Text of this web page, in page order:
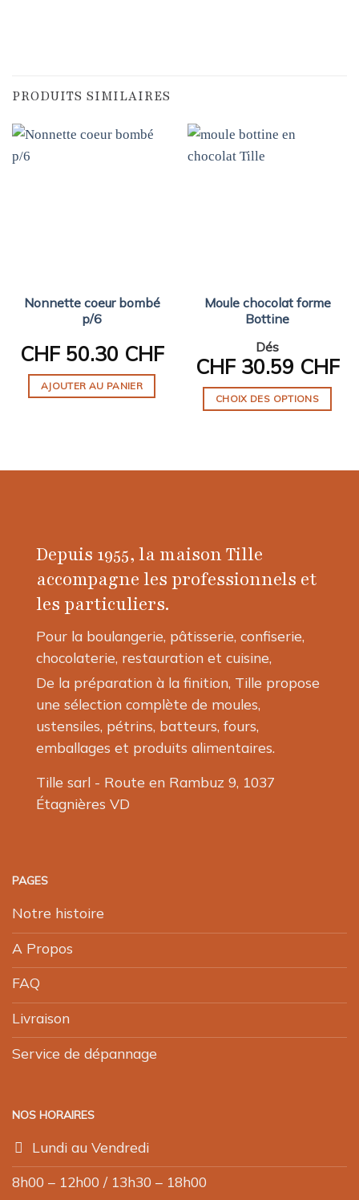
PRODUITS SIMILAIRES
Nonnette coeur bombé
p/6
CHF50.30 CHF
AJOUTER AU PANIER
Moule chocolat forme
Bottine
Dés
CHF30.59 CHF
CHOIX DES OPTIONS
plusieurs
choisies
page
du
produit
Depuis 1955, la maison Tille
accompagne les professionnels et
les particuliers.
Pour la boulangerie, pâtisserie, confiserie,
chocolaterie, restauration et cuisine,
De la préparation à la finition, Tille propose
une sélection complète de moules,
ustensiles, pétrins, batteurs, fours,
emballages et produits alimentaires.
Tille sarl - Route en Rambuz 9, 1037
Étagnières VD
PAGES
Notre histoire
A Propos
FAQ
Livraison
Service de dépannage
NOS HORAIRES
Lundi au Vendredi
8h00 – 12h00 / 13h30 – 18h00